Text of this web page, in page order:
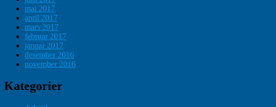
mai 2017
april 2017
mars 2017
februar 2017
januar 2017
desember 2016
november 2016
Kategorier